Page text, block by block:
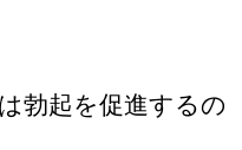
勃起を促進するの